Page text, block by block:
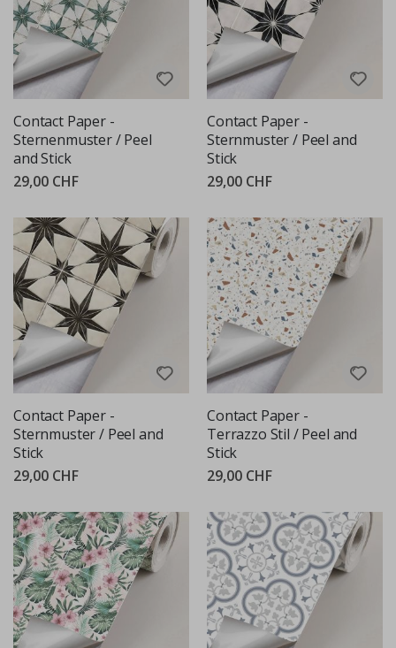
Contact Paper -
Sternenmuster / Peel
and Stick
29,00 CHF
Contact Paper -
Sternmuster / Peel and
Stick
29,00 CHF
Contact Paper -
Sternmuster / Peel and
Stick
29,00 CHF
Contact Paper -
Terrazzo Stil / Peel and
Stick
29,00 CHF